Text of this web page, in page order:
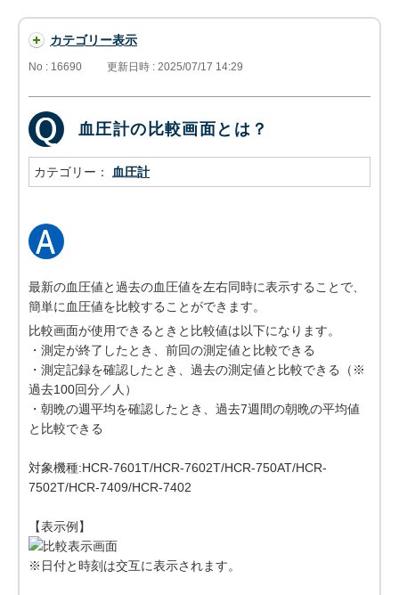
カテゴリー表示
No : 16690 更新日時 : 2025/07/17 14:29
血圧計の比較画面とは？
カテゴリー： 血圧計
最新の血圧値と過去の血圧値を左右同時に表示することで、
簡単に血圧値を比較することができます。
比較画面が使用できるときと比較値は以下になります。
・測定が終了したとき、前回の測定値と比較できる
・測定記録を確認したとき、過去の測定値と比較できる（※
過去100回分／人）
・朝晩の週平均を確認したとき、過去7週間の朝晩の平均値
と比較できる
対象機種:HCR-7601T/HCR-7602T/HCR-750AT/HCR-
7502T/HCR-7409/HCR-7402
【表示例】
※日付と時刻は交互に表示されます。